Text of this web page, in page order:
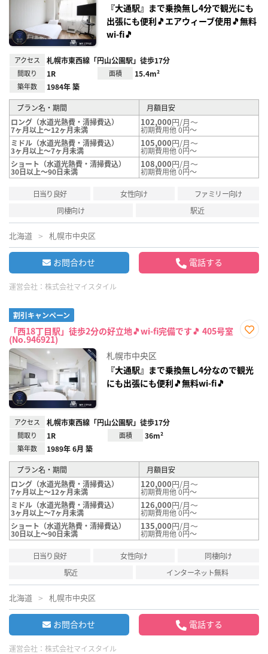
録
『大通駅』まで乗換無し4分で観光にも
出張にも便利🎵エアウィーブ使用🎵無料
wi-fi🎵
アクセス 札幌市東西線「円山公園駅」徒歩17分
間取り 1R 面積 15.4m²
築年数 1984年 築
プラン名・期間
月額目安
ロング（水道光熱費・清掃費込）
7ヶ月以上～12ヶ月未満
102,000円/月～
初期費用他 0円～
ミドル（水道光熱費・清掃費込）
3ヶ月以上～7ヶ月未満
105,000円/月～
初期費用他 0円～
ショート（水道光熱費・清掃費込）
30日以上～90日未満
108,000円/月～
初期費用他 0円～
日当り良好 女性向け
ファミリー向け
同棲向け
駅近
北海道 札幌市中央区
お問合わせ 電話する
運営会社： 株式会社マイスタイル
割引キャンペーン
「西18丁目駅」徒歩2分の好立地🎵wi-fi完備です🎵 405号室
(No.946921)
録
札幌市中央区
『大通駅』まで乗換無し4分なので観光
にも出張にも便利🎵無料wi-fi🎵
アクセス 札幌市東西線「円山公園駅」徒歩17分
間取り 1R 面積 36m²
築年数 1989年 6月 築
プラン名・期間
月額目安
ロング（水道光熱費・清掃費込）
7ヶ月以上～12ヶ月未満
120,000円/月～
初期費用他 0円～
ミドル（水道光熱費・清掃費込）
3ヶ月以上～7ヶ月未満
126,000円/月～
初期費用他 0円～
ショート（水道光熱費・清掃費込）
30日以上～90日未満
135,000円/月～
初期費用他 0円～
日当り良好 女性向け
同棲向け
駅近
インターネット無料
北海道 札幌市中央区
お問合わせ 電話する
運営会社： 株式会社マイスタイル